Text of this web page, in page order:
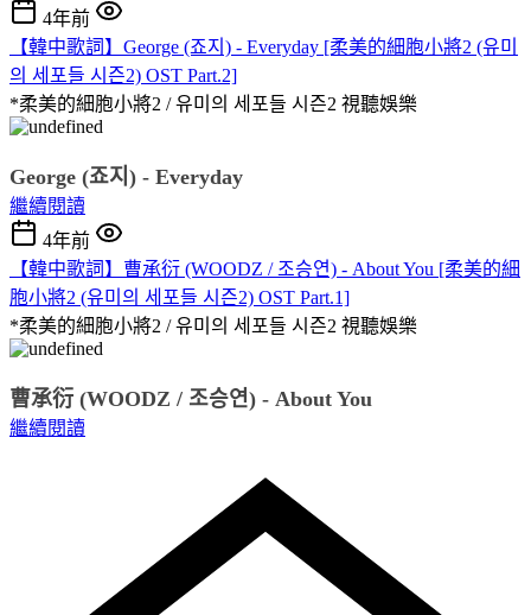
4年前
【韓中歌詞】George (죠지) - Everyday [柔美的細胞小將2 (유미
의 세포들 시즌2) OST Part.2]
*柔美的細胞小將2 / 유미의 세포들 시즌2 視聽娛樂
George (죠지) - Everyday
繼續閱讀
4年前
【韓中歌詞】曹承衍 (WOODZ / 조승연) - About You [柔美的細
胞小將2 (유미의 세포들 시즌2) OST Part.1]
*柔美的細胞小將2 / 유미의 세포들 시즌2 視聽娛樂
曹承衍 (WOODZ / 조승연) - About You
繼續閱讀